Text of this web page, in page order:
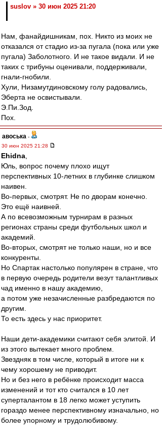
suslov » 30 июн 2025 21:20
Нам, фанайдишникам, пох. Никто из моих не
отказался от стадио из-за пугала (пока или уже
пугала) Заболотного. И не такое видали. И не
таких с трибуны оценивали, поддерживали,
гнали-гнобили.
Хули, Низамутдиновскому голу радовались,
Эберта не освистывали.
Э.Пи.Зод.
Пох.
авоська -
30 июн 2025 21:28
Ehidna
Юль, вопрос почему плохо ищут
перспективных 10-летних в глубинке слишком
наивен.
Во-первых, смотрят. Не по дворам конечно.
Это ещё наивней.
А по всевозможным турнирам в разных
регионах страны среди футбольных школ и
академий.
Во-вторых, смотрят не только наши, но и все
конкуренты.
Но Спартак настолько популярен в стране, что
в первую очередь родители везут талантливых
чад именно в нашу академию,
а потом уже незачисленные разбредаются по
другим.
То есть здесь у нас приоритет.
Наши дети-академики считают себя элитой. И
из этого вытекает много проблем.
Звездняк в том числе, который в итоге ни к
чему хорошему не приводит.
Но и без него в ребёнке происходит масса
изменений и тот кто считался в 10 лет
суперталантом в 18 легко может уступить
гораздо менее перспективному изначально, но
более упорному и трудолюбивому.